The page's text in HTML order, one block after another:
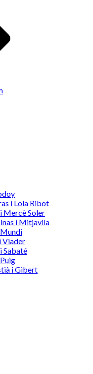
i Lola Ribot
Mercè Soler
i Mitjavila
Viader
Sabaté
i Gibert